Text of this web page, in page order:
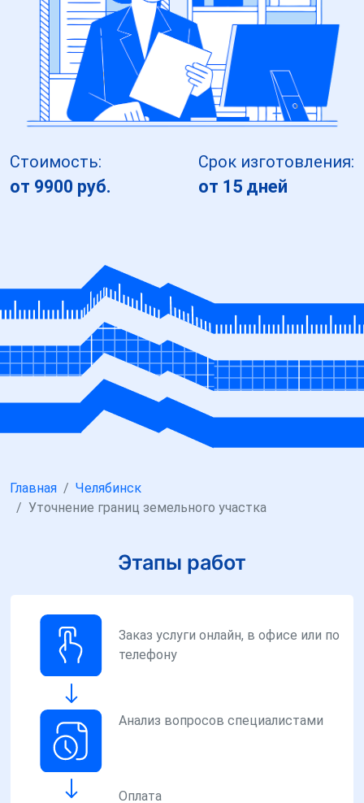
Стоимость:
от 9900 руб.
Срок изготовления:
от 15 дней
Главная
Челябинск
Уточнение границ земельного участка
Этапы работ
Заказ услуги онлайн, в офисе или по
телефону
Анализ вопросов специалистами
Оплата